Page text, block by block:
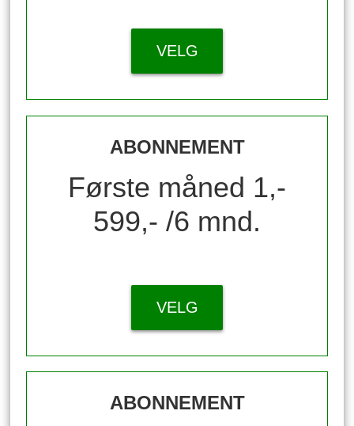
VELG
ABONNEMENT
Første måned 1,-
599,- /6 mnd.
VELG
ABONNEMENT